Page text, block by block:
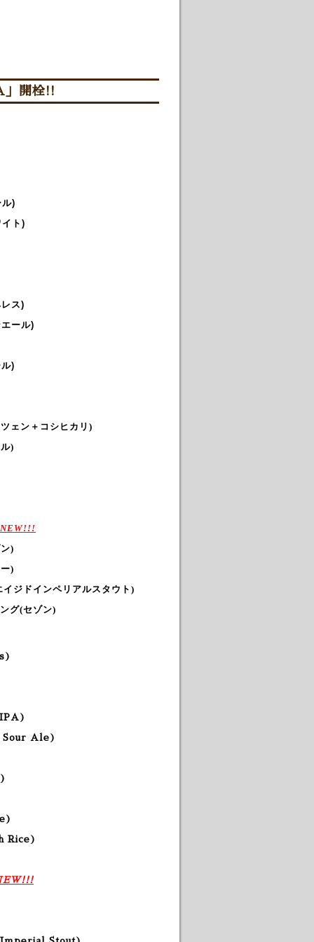
」開栓!!
)
ト)
ス)
ール)
)
ェン＋コシヒカリ)
)
NEW!!!
)
)
イジドインペリアルスタウト)
グ(セゾン)
)
Ale)
)
)
Rice)